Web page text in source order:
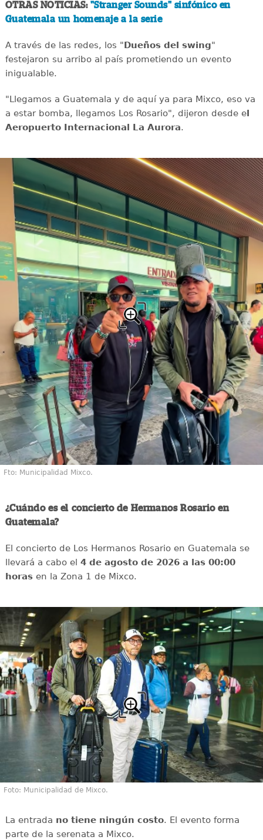
OTRAS NOTICIAS: "Stranger Sounds" sinfónico en
Guatemala un homenaje a la serie
A través de las redes, los "Dueños del swing"
festejaron su arribo al país prometiendo un evento
inigualable.
"Llegamos a Guatemala y de aquí ya para Mixco, eso va
a estar bomba, llegamos Los Rosario", dijeron desde el
Aeropuerto Internacional La Aurora.
Fto: Municipalidad Mixco.
¿Cuándo es el concierto de Hermanos Rosario en
Guatemala?
El concierto de Los Hermanos Rosario en Guatemala se
llevará a cabo el 4 de agosto de 2026 a las 00:00
horasen la Zona 1 de Mixco.
Foto: Municipalidad de Mixco.
La entrada no tiene ningún costo. El evento forma
parte de la serenata a Mixco.